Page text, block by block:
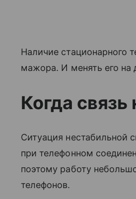
Наличие стационарного
мажора. И менять его на
Когда связь
Ситуация нестабильной
при телефонном
поэтому работу
телефонов.